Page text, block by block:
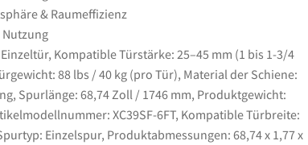
& Raumeffizienz
Kompatible Türstärke: 25–45 mm (1 bis 1-3/4
88 lbs / 40 kg (pro Tür), Material der Schiene:
Spurlänge: 68,74 Zoll / 1746 mm, Produktgewicht:
XC39SF-6FT, Kompatible Türbreite:
Einzelspur, Produktabmessungen: 68,74 x 1,77 x